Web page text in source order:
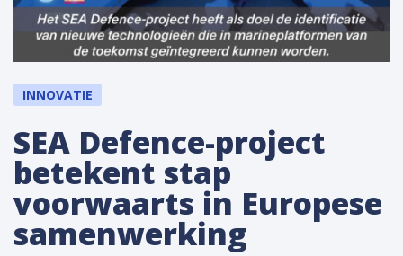
INNOVATIE
SEA Defence-project
betekent stap
voorwaarts in Europese
samenwerking